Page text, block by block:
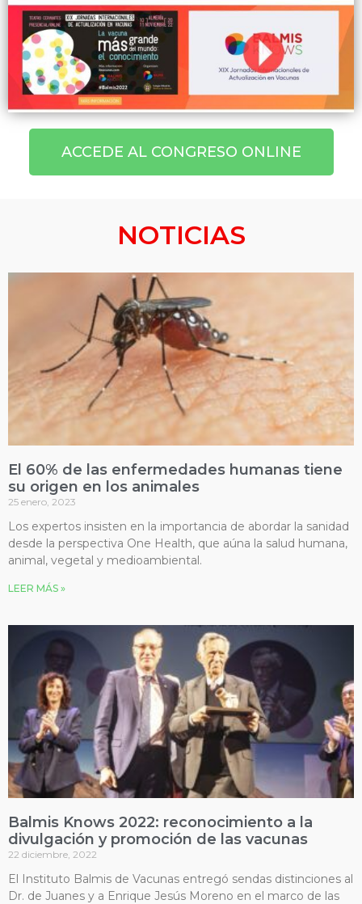
ACCEDE AL CONGRESO ONLINE
NOTICIAS
El 60% de las enfermedades humanas tiene
su origen en los animales
25 enero, 2023
Los expertos insisten en la importancia de abordar la sanidad
desde la perspectiva One Health, que aúna la salud humana,
animal, vegetal y medioambiental.
LEER MÁS »
Balmis Knows 2022: reconocimiento a la
divulgación y promoción de las vacunas
22 diciembre, 2022
El Instituto Balmis de Vacunas entregó sendas distinciones al
Dr. de Juanes y a Enrique Jesús Moreno en el marco de las